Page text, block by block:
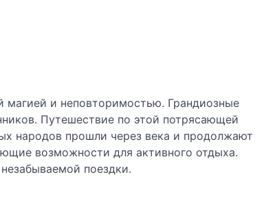
магией и неповторимостью. Грандиозные
Путешествие по этой потрясающей
народов прошли через века и продолжают
возможности для активного отдыха.
поездки.